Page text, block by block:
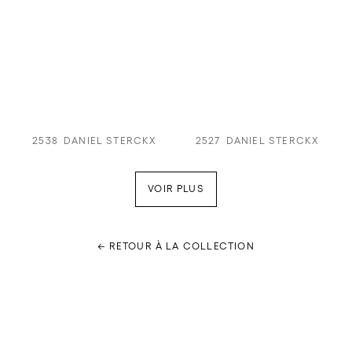
2538 DANIEL STERCKX 2527 DANIEL STERCKX
VOIR PLUS
← RETOUR À LA COLLECTION